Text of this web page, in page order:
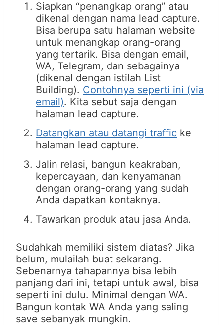
Siapkan “penangkap orang” atau
dikenal dengan nama lead capture.
Bisa berupa satu halaman website
untuk menangkap orang-orang
yang tertarik. Bisa dengan email,
WA, Telegram, dan sebagainya
(dikenal dengan istilah List
Building). Contohnya seperti ini (via
email). Kita sebut saja dengan
halaman lead capture.
Datangkan atau datangi traffic ke
halaman lead capture.
Jalin relasi, bangun keakraban,
kepercayaan, dan kenyamanan
dengan orang-orang yang sudah
Anda dapatkan kontaknya.
Tawarkan produk atau jasa Anda.
Sudahkah memiliki sistem diatas? Jika
belum, mulailah buat sekarang.
Sebenarnya tahapannya bisa lebih
panjang dari ini, tetapi untuk awal, bisa
seperti ini dulu. Minimal dengan WA.
Bangun kontak WA Anda yang saling
save sebanyak mungkin.